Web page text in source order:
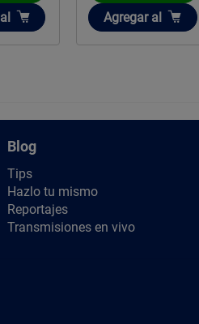
al
Añadir
Agregar al
Blog
Tips
Hazlo tu mismo
Reportajes
Transmisiones en vivo